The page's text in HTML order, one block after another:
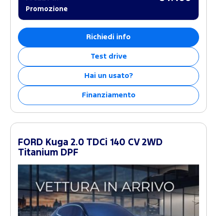
Promozione
Richiedi info
Test drive
Hai un usato?
Finanziamento
FORD Kuga 2.0 TDCi 140 CV 2WD
Titanium DPF